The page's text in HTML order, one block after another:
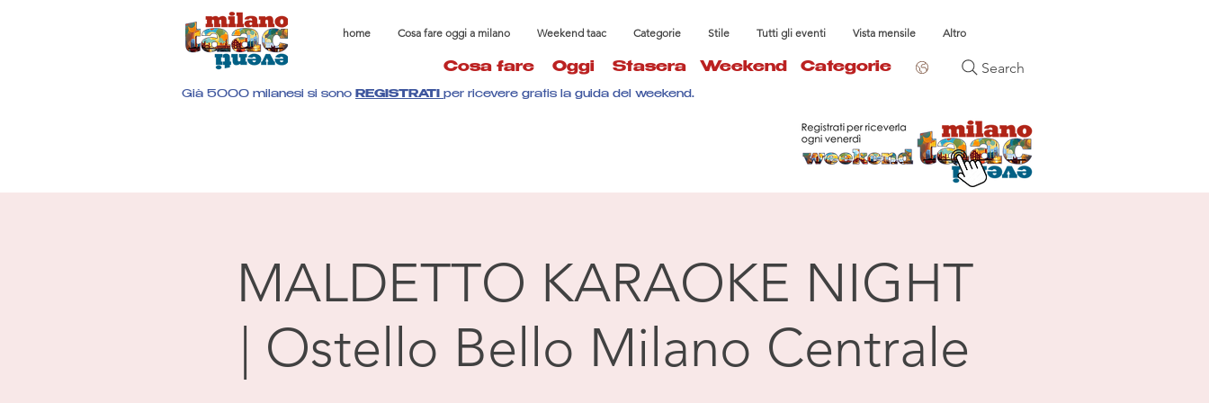
home Cosa fare oggi a milano Weekend taac Categorie Stile Tutti gli eventi Vista mensile Altro
Cosa fare Oggi Stasera Weekend Categorie Search
Già 5000 milanesi si sono REGISTRATI per ricevere gratis la guida del weekend.
MALDETTO KARAOKE NIGHT
| Ostello Bello Milano Centrale